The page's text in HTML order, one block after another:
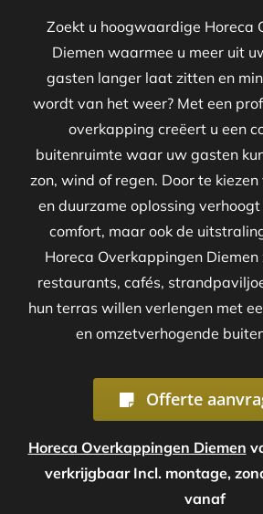
Zoekt u hoogwaardige Horeca
Diemen waarmee u meer uit
gasten langer laat zitten en
wordt van het weer? Met een
overkapping creëert u een
buitenruimte waar uw gasten
zon, wind of regen. Door te
en duurzame oplossing
comfort, maar ook de
Horeca Overkappingen
restaurants, cafés,
hun terras willen verlengen met
en omzetverhogende
Offerte
Horeca Overkappingen Diemen
verkrijgbaar Incl. montage,
vanaf